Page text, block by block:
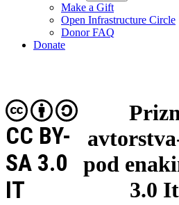
Make a Gift
Open Infrastructure Circle
Donor FAQ
Donate
pod
3.0
CC BY-
SA 3.0
IT